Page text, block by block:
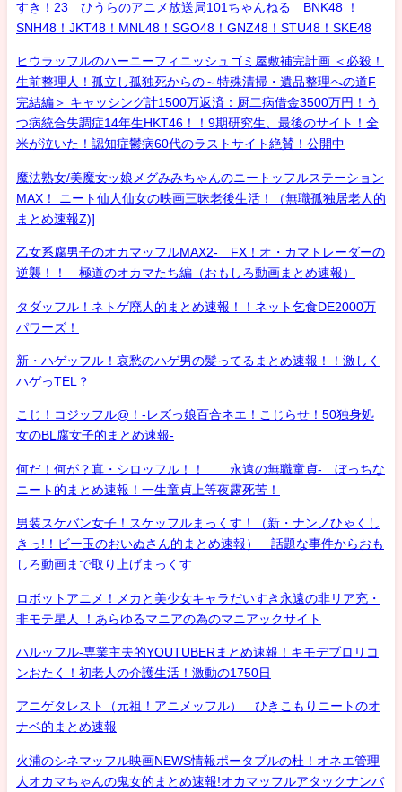
すき！23 ひうらのアニメ放送局101ちゃんねる BNK48 ！
SNH48！JKT48！MNL48！SGO48！GNZ48！STU48！SKE48
ヒウラッフルのハーニーフィニッシュゴミ屋敷補完計画 ＜必殺！
生前整理人！孤立し孤独死からの～特殊清掃・遺品整理への道F
完結編＞ キャッシング計1500万返済：厨二病借金3500万円！う
つ病統合失調症14年生HKT46！！9期研究生、最後のサイト！全
米が泣いた！認知症鬱病60代のラストサイト絶賛！公開中
魔法熟女/美魔女ッ娘メグみみちゃんのニートッフルステーション
MAX！ ニート仙人仙女の映画三昧老後生活！（無職孤独居老人的
まとめ速報Z)]
乙女系腐男子のオカマッフルMAX2- FX！オ・カマトレーダーの
逆襲！！ 極道のオカマたち編（おもしろ動画まとめ速報）
タダッフル！ネトゲ廃人的まとめ速報！！ネット乞食DE2000万
パワーズ！
新・ハゲッフル！哀愁のハゲ男の髪ってるまとめ速報！！激しく
ハゲっTEL？
こじ！コジッフル@！-レズっ娘百合ネエ！こじらせ！50独身処
女のBL腐女子的まとめ速報-
何だ！何が？真・シロッフル！！ 永遠の無職童貞- ぼっちな
ニート的まとめ速報！一生童貞上等夜露死苦！
男装スケバン女子！スケッフルまっくす！（新・ナンノひゃくし
きっ!！ビー玉のおいぬさん的まとめ速報） 話題な事件からおも
しろ動画まで取り上げまっくす
ロボットアニメ！メカと美少女キャラだいすき永遠の非リア充・
非モテ星人 ！あらゆるマニアの為のマニアックサイト
ハルッフル-専業主夫的YOUTUBERまとめ速報！キモデブロリコ
ンおたく！初老人の介護生活！激動の1750日
アニゲタレスト（元祖！アニメッフル） ひきこもりニートのオ
ナベ的まとめ速報
火浦のシネマッフル映画NEWS情報ポータブルの杜！オネエ管理
人オカマちゃんの鬼女的まとめ速報!オカマッフルアタックナンバ